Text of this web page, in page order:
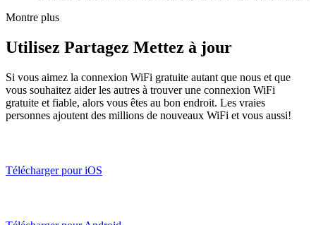
Montre plus
Utilisez Partagez Mettez à jour
Si vous aimez la connexion WiFi gratuite autant que nous et que
vous souhaitez aider les autres à trouver une connexion WiFi
gratuite et fiable, alors vous êtes au bon endroit. Les vraies
personnes ajoutent des millions de nouveaux WiFi et vous aussi!
Télécharger pour iOS